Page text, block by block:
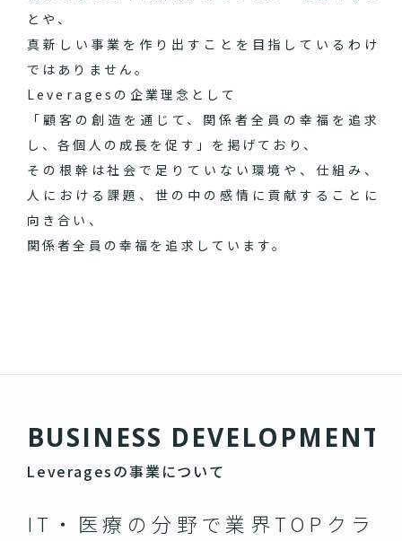
とや、
真新しい事業を作り出すことを目指しているわけ
ではありません。
Leveragesの企業理念として
「顧客の創造を通じて、関係者全員の幸福を追求
し、各個人の成長を促す」を掲げており、
その根幹は社会で足りていない環境や、仕組み、
人における課題、世の中の感情に貢献することに
向き合い、
関係者全員の幸福を追求しています。
BUSIN ESS DEVELOPM ENT
Leveragesの事業について
IT・医療の分野で業界TOPクラ